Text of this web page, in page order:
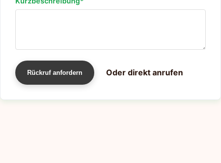
Rückruf anfordern Oder direkt anrufen